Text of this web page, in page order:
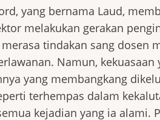
yang bernama Laud,
melakukan gerakan
tindakan sang dosen
Namun,
yang membangkang
terhempas dalam
kejadian yang ia alami.